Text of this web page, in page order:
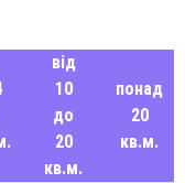
від
10
до
20
кв.м.
понад
20
кв.м.